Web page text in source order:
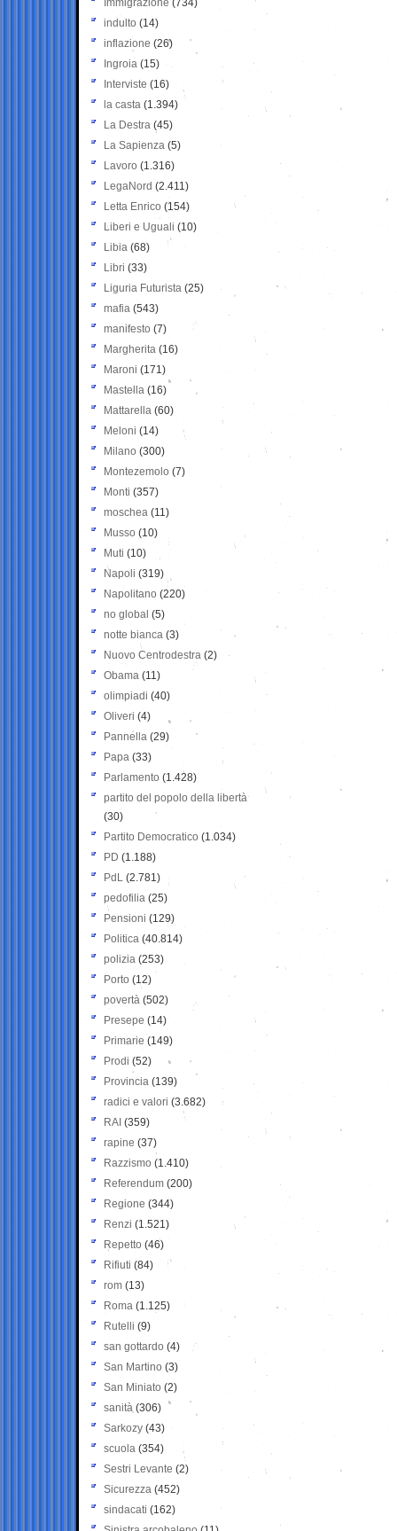
Immigrazione (734)
indulto (14)
inflazione (26)
Ingroia (15)
Interviste (16)
la casta (1.394)
La Destra (45)
La Sapienza (5)
Lavoro (1.316)
LegaNord (2.411)
Letta Enrico (154)
Liberi e Uguali (10)
Libia (68)
Libri (33)
Liguria Futurista (25)
mafia (543)
manifesto (7)
Margherita (16)
Maroni (171)
Mastella (16)
Mattarella (60)
Meloni (14)
Milano (300)
Montezemolo (7)
Monti (357)
moschea (11)
Musso (10)
Muti (10)
Napoli (319)
Napolitano (220)
no global (5)
notte bianca (3)
Nuovo Centrodestra (2)
Obama (11)
olimpiadi (40)
Oliveri (4)
Pannella (29)
Papa (33)
Parlamento (1.428)
partito del popolo della libertà
(30)
Partito Democratico (1.034)
PD (1.188)
PdL (2.781)
pedofilia (25)
Pensioni (129)
Politica (40.814)
polizia (253)
Porto (12)
povertà (502)
Presepe (14)
Primarie (149)
Prodi (52)
Provincia (139)
radici e valori (3.682)
RAI (359)
rapine (37)
Razzismo (1.410)
Referendum (200)
Regione (344)
Renzi (1.521)
Repetto (46)
Rifiuti (84)
rom (13)
Roma (1.125)
Rutelli (9)
san gottardo (4)
San Martino (3)
San Miniato (2)
sanità (306)
Sarkozy (43)
scuola (354)
Sestri Levante (2)
Sicurezza (452)
sindacati (162)